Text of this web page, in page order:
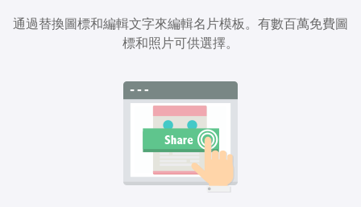
通過替換圖標和編輯文字來編輯名片模板。有數百萬免費圖
標和照片可供選擇。